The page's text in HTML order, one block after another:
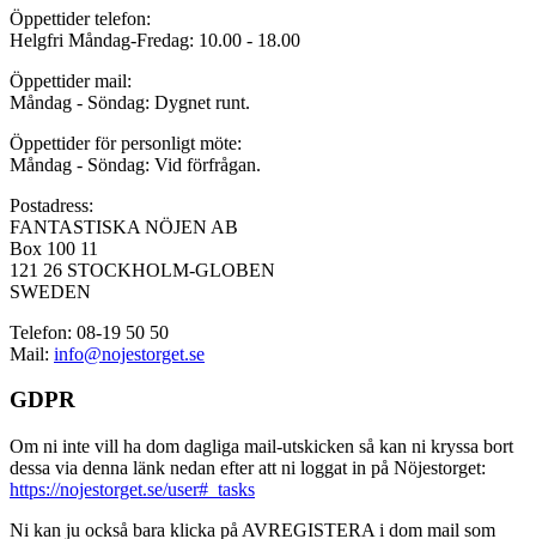
Öppettider telefon:
Helgfri Måndag-Fredag: 10.00 - 18.00
Öppettider mail:
Måndag - Söndag: Dygnet runt.
Öppettider för personligt möte:
Måndag - Söndag: Vid förfrågan.
Postadress:
FANTASTISKA NÖJEN AB
Box 100 11
121 26 STOCKHOLM-GLOBEN
SWEDEN
Telefon: 08-19 50 50
Mail: info@nojestorget.se
GDPR
Om ni inte vill ha dom dagliga mail-utskicken så kan ni kryssa bort
dessa via denna länk nedan efter att ni loggat in på Nöjestorget:
https://nojestorget.se/user#_tasks
Ni kan ju också bara klicka på AVREGISTERA i dom mail som